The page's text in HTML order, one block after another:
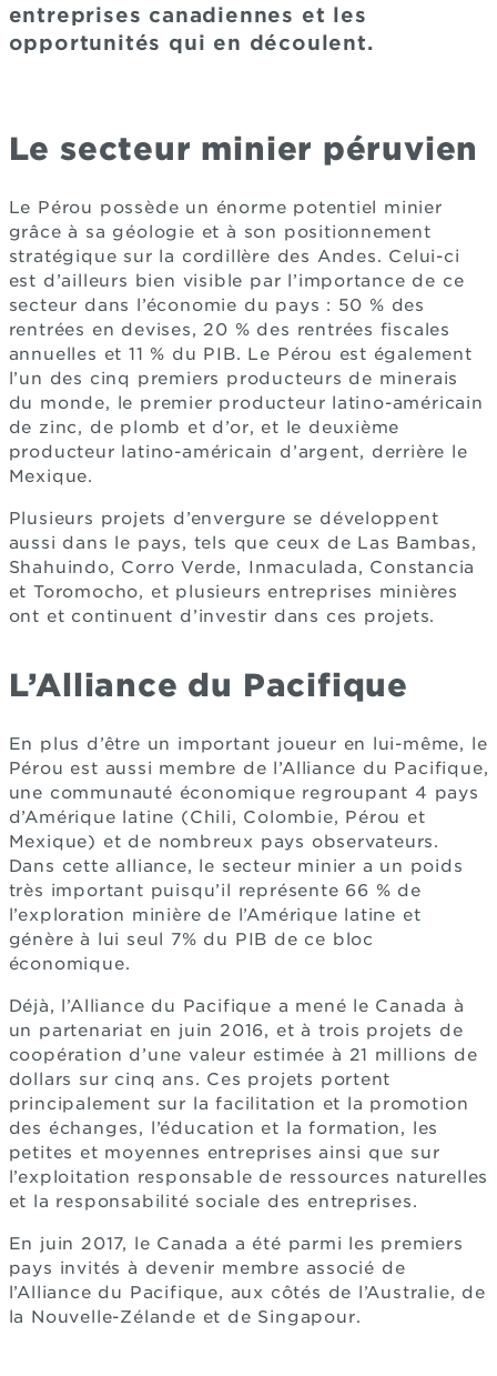
entreprises canadiennes et les
opportunités qui en découlent.
Le secteur minier péruvien
Le Pérou possède un énorme potentiel minier
grâce à sa géologie et à son positionnement
stratégique sur la cordillère des Andes. Celui-ci
est d’ailleurs bien visible par l’importance de ce
secteur dans l’économie du pays : 50 % des
rentrées en devises, 20 % des rentrées fiscales
annuelles et 11 % du PIB. Le Pérou est également
l’un des cinq premiers producteurs de minerais
du monde, le premier producteur latino-américain
de zinc, de plomb et d’or, et le deuxième
producteur latino-américain d’argent, derrière le
Mexique.
Plusieurs projets d’envergure se développent
aussi dans le pays, tels que ceux de Las Bambas,
Shahuindo, Corro Verde, Inmaculada, Constancia
et Toromocho, et plusieurs entreprises minières
ont et continuent d’investir dans ces projets.
L’Alliance du Pacifique
En plus d’être un important joueur en lui-même, le
Pérou est aussi membre de l’Alliance du Pacifique,
une communauté économique regroupant 4 pays
d’Amérique latine (Chili, Colombie, Pérou et
Mexique) et de nombreux pays observateurs.
Dans cette alliance, le secteur minier a un poids
très important puisqu’il représente 66 % de
l’exploration minière de l’Amérique latine et
génère à lui seul 7% du PIB de ce bloc
économique.
Déjà, l’Alliance du Pacifique a mené le Canada à
un partenariat en juin 2016, et à trois projets de
coopération d’une valeur estimée à 21 millions de
dollars sur cinq ans. Ces projets portent
principalement sur la facilitation et la promotion
des échanges, l’éducation et la formation, les
petites et moyennes entreprises ainsi que sur
l’exploitation responsable de ressources naturelles
et la responsabilité sociale des entreprises.
En juin 2017, le Canada a été parmi les premiers
pays invités à devenir membre associé de
l’Alliance du Pacifique, aux côtés de l’Australie, de
la Nouvelle-Zélande et de Singapour.